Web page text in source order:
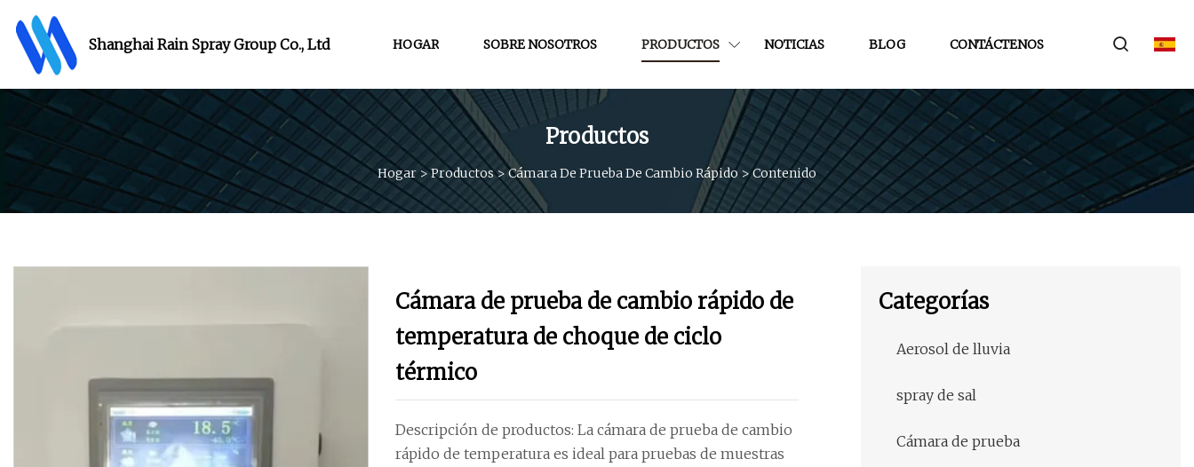
Shanghai Rain Spray Group Co., Ltd HOGAR SOBRE NOSOTROS PRODUCTOS NOTICIAS BLOG CONTÁCTENOS
Productos
Hogar >Productos>Cámara De Prueba De Cambio Rápido >Contenido
Cámara de prueba de cambio rápido de
temperatura de choque de ciclo
térmico
Descripción de productos: La cámara de prueba de cambio
rápido de temperatura es ideal para pruebas de muestras
Categorías
Aerosol de lluvia
spray de sal
Cámara de prueba